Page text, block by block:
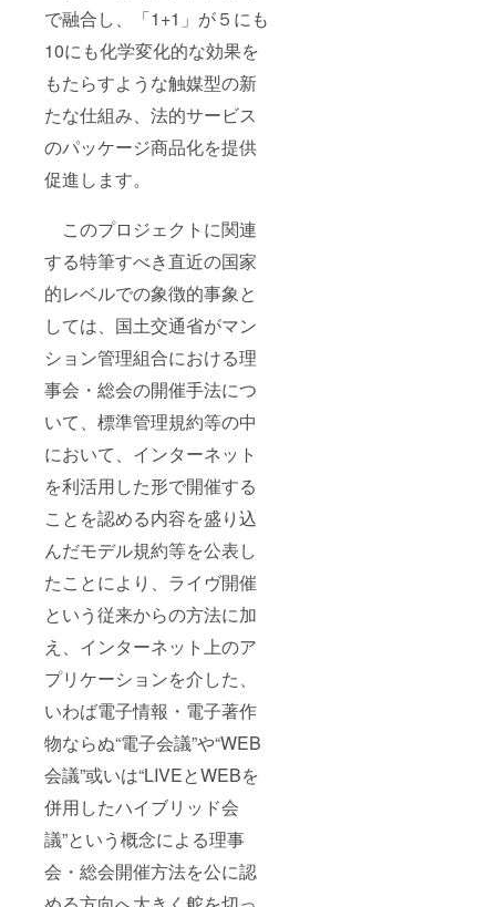
で融合し、「1+1」が５にも
10にも化学変化的な効果を
もたらすような触媒型の新
たな仕組み、法的サービス
のパッケージ商品化を提供
促進します。
このプロジェクトに関連
する特筆すべき直近の国家
的レベルでの象徴的事象と
しては、国土交通省がマン
ション管理組合における理
事会・総会の開催手法につ
いて、標準管理規約等の中
において、インターネット
を利活用した形で開催する
ことを認める内容を盛り込
んだモデル規約等を公表し
たことにより、ライヴ開催
という従来からの方法に加
え、インターネット上のア
プリケーションを介した、
いわば電子情報・電子著作
物ならぬ“電子会議”や“WEB
会議”或いは“LIVEとWEBを
併用したハイブリッド会
議”という概念による理事
会・総会開催方法を公に認